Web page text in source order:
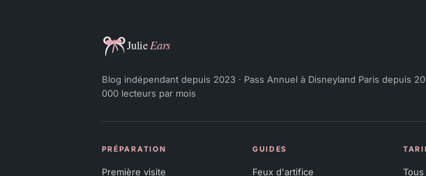
Julie Ears
Blog indépendant depuis 2023 · Pass Annuel à Disneyland Paris depuis
000 lecteurs par mois
PRÉPARATION
Première visite
GUIDES
Feux d'artifice